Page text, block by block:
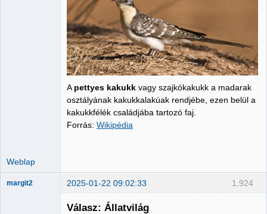
Apettyes kakukk vagy szajkókakukk a madarak
osztályának kakukkalakúak rendjébe, ezen belül a
kakukkfélék családjába tartozó faj.
Forrás: Wikipédia
Weblap
1,924
margit2 2025-01-22 09:02:33
Válasz: Állatvilág